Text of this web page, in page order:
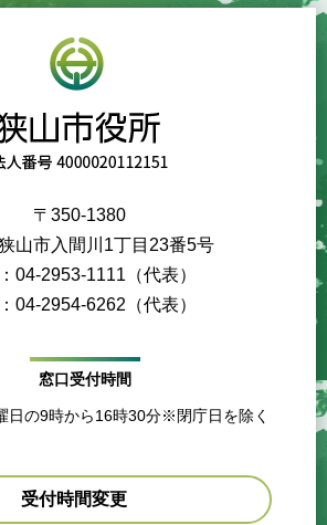
〒350-1380
山市入間川1丁目23番5号
04-2953-1111（代表）
04-2954-6262（代表）
窓口受付時間
日の9時から16時30分※閉庁日を除く
受付時間変更